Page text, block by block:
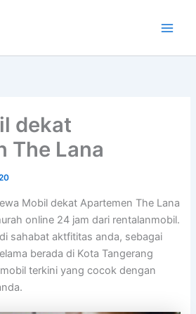
dekat
The Lana
Mobil dekat Apartemen The Lana
online 24 jam dari rentalanmobil.
sahabat aktfititas anda, sebagai
berada di Kota Tangerang
terkini yang cocok dengan